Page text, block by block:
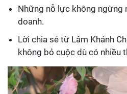
Những nỗ lực không ngừng
doanh.
Lời chia sẻ từ Lâm Khánh
không bỏ cuộc dù có nhiều